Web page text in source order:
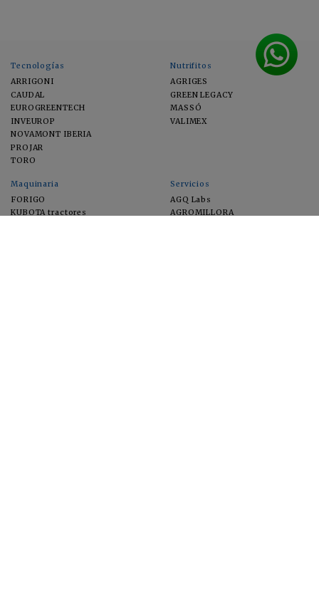
Tecnologías
ARRIGONI
CAUDAL
EUROGREENTECH
INVEUROP
NOVAMONT IBERIA
PROJAR
TORO
Nutrifitos
AGRIGES
GREEN LEGACY
MASSÓ
VALIMEX
Maquinaria
FORIGO
KUBOTA tractores
Servicios
AGQ Labs
AGROMILLORA